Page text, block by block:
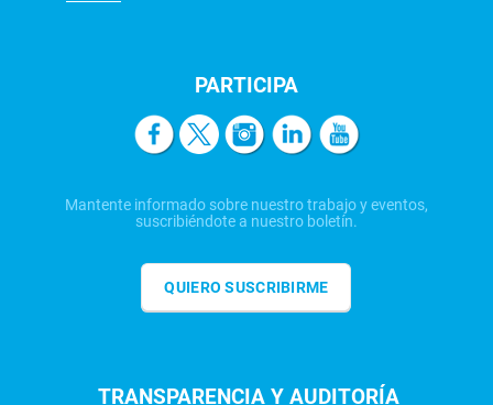
PARTICIPA
Mantente informado sobre nuestro trabajo y eventos,
suscribiéndote a nuestro boletín.
QUIERO SUSCRIBIRME
TRANSPARENCIA Y AUDITORÍA